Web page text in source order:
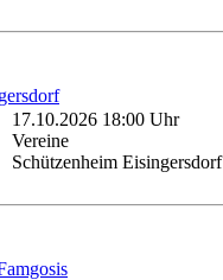
17.10.2026 18:00 Uhr
Vereine
Schützenheim Eisingersdorf